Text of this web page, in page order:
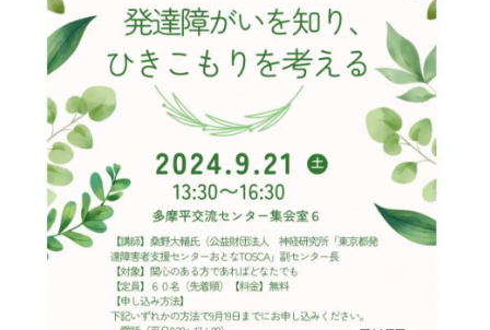
中
で
す